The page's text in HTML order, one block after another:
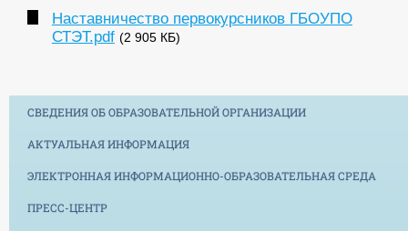
Наставничество первокурсников ГБОУПО
СТЭТ.pdf (2 905 КБ)
СВЕДЕНИЯ ОБ ОБРАЗОВАТЕЛЬНОЙ ОРГАНИЗАЦИИ
АКТУАЛЬНАЯ ИНФОРМАЦИЯ
ЭЛЕКТРОННАЯ ИНФОРМАЦИОННО-ОБРАЗОВАТЕЛЬНАЯ СРЕДА
ПРЕСС-ЦЕНТР